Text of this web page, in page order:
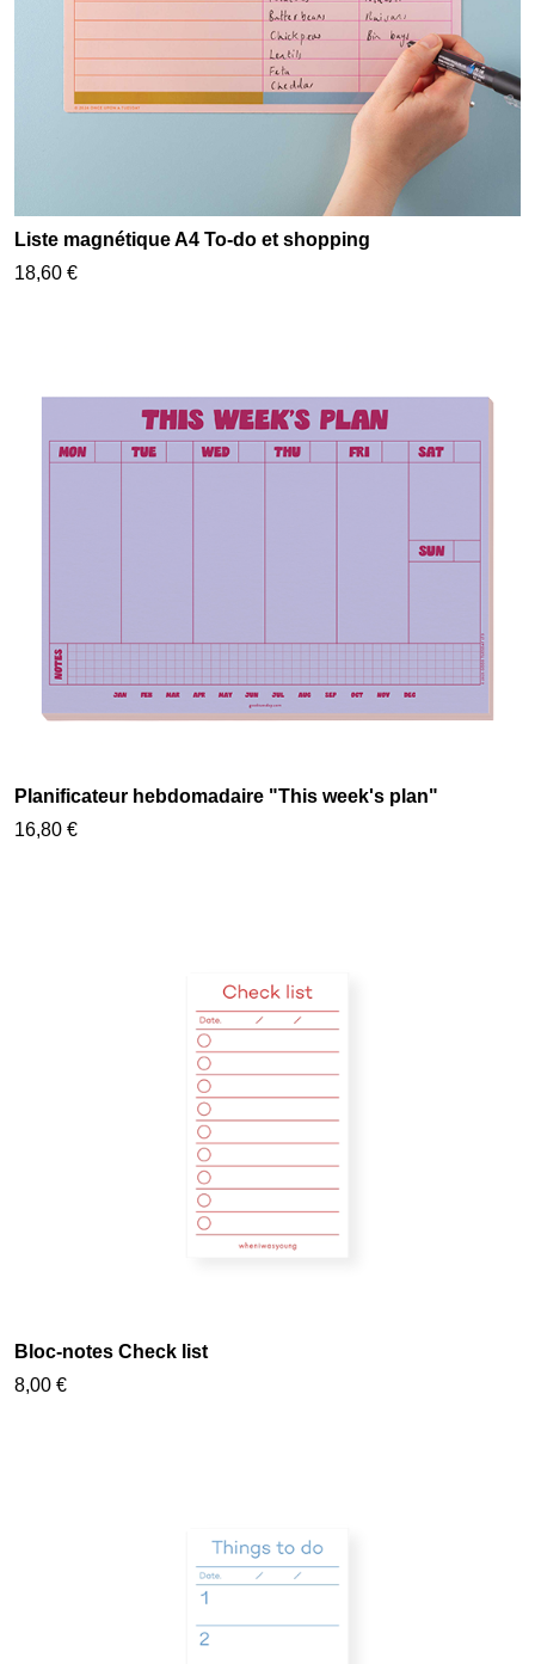
Liste magnétique A4 To-do et shopping
18,60 €
Planificateur hebdomadaire "This week's plan"
16,80 €
Bloc-notes Check list
8,00 €